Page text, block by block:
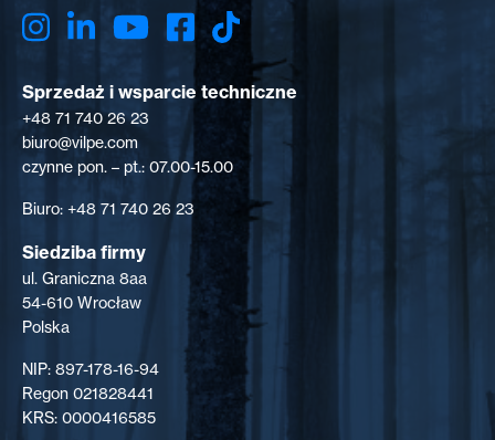
Sprzedaż i wsparcie techniczne
+48 71 740 26 23
biuro@vilpe.com
czynne pon. – pt.: 07.00-15.00
Biuro: +48 71 740 26 23
Siedziba firmy
ul. Graniczna 8aa
54-610 Wrocław
Polska
NIP: 897-178-16-94
Regon 021828441
KRS: 0000416585